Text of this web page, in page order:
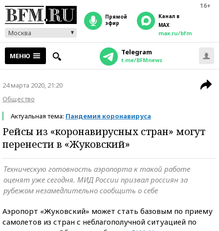
16+
Москва
прямой
эфир
Канал в
MAX
max.ru/bfm
МЕНЮ Telegram
t.me/BFMnews
24 марта 2020, 21:20
Общество
Актуальная тема: Пандемия коронавируса
Рейсы из «коронавирусных стран» могут
перенести в «Жуковский»
Техническую готовность аэропорта к такой работе
оценят уже сегодня. МИД России призвал россиян за
рубежом незамедлительно сообщить о себе
Аэропорт «Жуковский» может стать базовым по приему
самолетов из стран с неблагополучной ситуацией по